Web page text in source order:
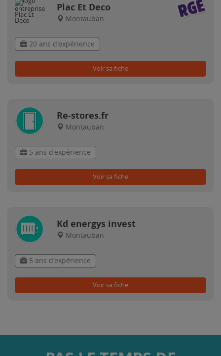
Plac Et Deco
Montauban
20 ans d'expérience
Voir sa fiche
Re-stores.fr
Montauban
5 ans d'expérience
Voir sa fiche
Kd energys invest
Montauban
5 ans d'expérience
Voir sa fiche